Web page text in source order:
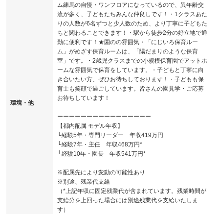
環境・他
ム練馬の自慢・ワンフロアになっているので、異年齢交
流が多く、子どもたちみんな仲良しです！・1クラスあた
りの人数が6名ずつと少人数のため、より丁寧に子どもた
ちと関わることできます！・駅から徒歩2分の好立地で通
勤に便利です！★園のの雰囲気・「にじいろ保育ルー
ム」がめざす保育ルームは、「陽だまりのような保育
室」です。・2歳児クラスまでの小規模保育園でアットホ
ームな雰囲気で保育をしています。・子どもと丁寧に向
き合いたい方、ぜひお待ちしております！・子どもも保
育士も笑顔で過ごしています。皆さんの園見学・ご応募
お待ちしています！
ーーーーーーーーーーーーーーーー
【都内配属 モデル年収】
└経験5年・専門リーダー 年収419万円
└経験7年・主任 年収468万円*
└経験10年・園長 年収541万円*
※配属先により変動の可能性あり
※別途、残業代支給
（*上記年収に固定残業代が含まれています。残業時間が
支給分を上回った場合には別途残業代を支給いたしま
す）